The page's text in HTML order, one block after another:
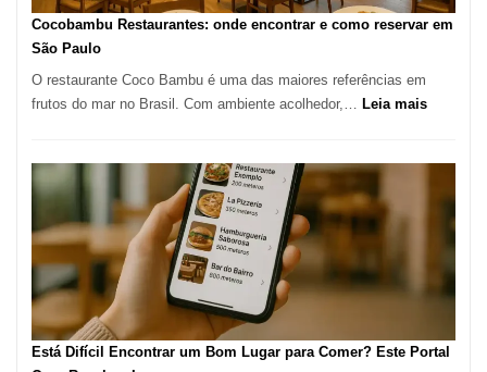
Definitivo
para
Alta
Gastronomia
Cocobambu Restaurantes: onde encontrar e como reservar em
São Paulo
O restaurante Coco Bambu é uma das maiores referências em
frutos do mar no Brasil. Com ambiente acolhedor,…
Leia mais:
como
reservar
Paulo
Está Difícil Encontrar um Bom Lugar para Comer? Este Portal